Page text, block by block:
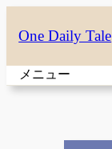
容
を
ス
One Daily Tale
メニュー